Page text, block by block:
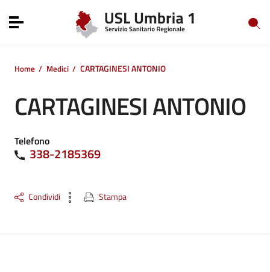
Vai al menu di navigazione
Toggle navigation
Home / Medici / CARTAGINESI ANTONIO
CARTAGINESI ANTONIO
Telefono
338-2185369
Condividi Stampa